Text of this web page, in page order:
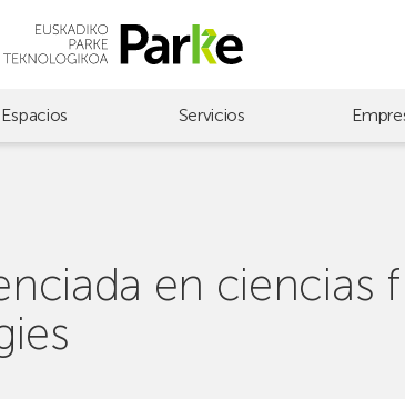
Espacios Servicios
en ciencias